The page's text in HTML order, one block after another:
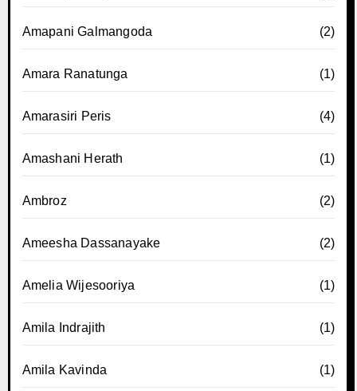
Amapani Galmangoda (2)
Amara Ranatunga (1)
Amarasiri Peris (4)
Amashani Herath (1)
Ambroz (2)
Ameesha Dassanayake (2)
Amelia Wijesooriya (1)
Amila Indrajith (1)
Amila Kavinda (1)